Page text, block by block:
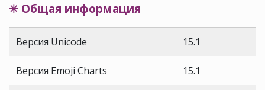
✳ Общая информация
Версия Unicode 15.1
Версия Emoji Charts 15.1